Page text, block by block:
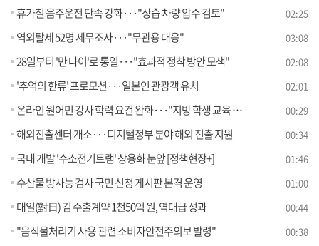
휴가철 음주운전 단속 강화···"상습 차량 압수 검토" 02:25
역외탈세 52명 세무조사···"무관용 대응" 03:08
28일부터 '만 나이'로 통일···"효과적 정착 방안 모색" 02:08
'추억의 한류' 프로모션···일본인 관광객 유치 02:01
온라인 원어민 강사 학력 요건 완화···"지방 학생 교육 기회 확대" 00:29
해외진출센터 개소···디지털정부 분야 해외 진출 지원 00:34
국내 개발 '수소전기트램' 상용화 눈앞 [정책현장+] 01:46
수산물 방사능 검사 국민 신청 게시판 본격 운영 01:00
대일(對日) 김 수출계약 1천50억 원, 역대급 성과 00:44
"음식물처리기 사용 관련 소비자안전주의보 발령" 00:38